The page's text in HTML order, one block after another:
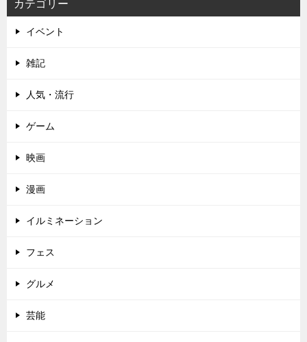
カテゴリー
イベント
雑記
人気・流行
ゲーム
映画
漫画
イルミネーション
フェス
グルメ
芸能